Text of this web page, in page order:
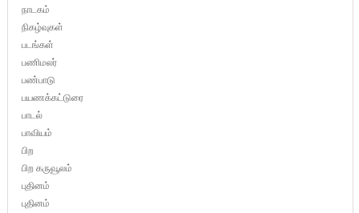
நாடகம்
நிகழ்வுகள்
படங்கள்
பணிமலர்
பண்பாடு
பயணக்கட்டுரை
பாடல்
பாவியம்
பிற
பிற கருவூலம்
புதினம்
புதினம்